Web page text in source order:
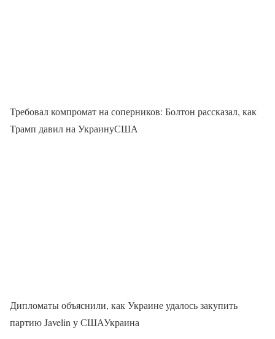
Требовал компромат на соперников: Болтон рассказал, как
Трамп давил на УкраинуСША
Дипломаты объяснили, как Украине удалось закупить
партию Javelin у СШАУкраина